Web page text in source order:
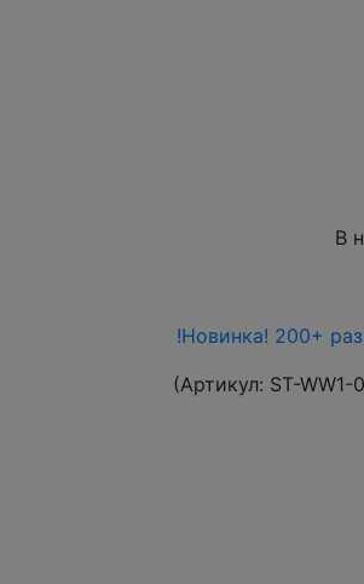
В
!Новинка! 200+
(Артикул: ST-